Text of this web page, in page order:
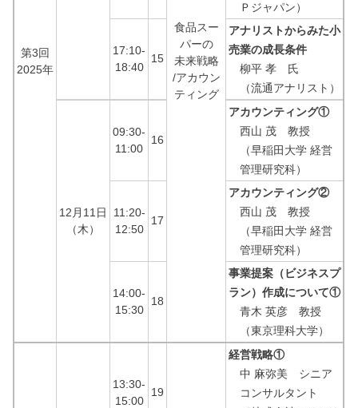
第3回
2025年
食品スー
パーの
未来戦略
/アカウン
ティング
Ｐジャパン）
17:10-
18:40
15
アナリストからみた小
売業の成長条件
柳平 孝 氏
（流通アナリスト）
12月11日
（木）
09:30-
11:00
16
アカウンティング①
西山 茂 教授
（早稲田大学 経営
管理研究科）
11:20-
12:50
17
アカウンティング②
西山 茂 教授
（早稲田大学 経営
管理研究科）
14:00-
15:30
18
事業提案（ビジネスプ
ラン）作成について①
青木 英彦 教授
（東京理科大学）
13:30-
15:00
19
経営戦略①
中 麻弥美 シニア
コンサルタント